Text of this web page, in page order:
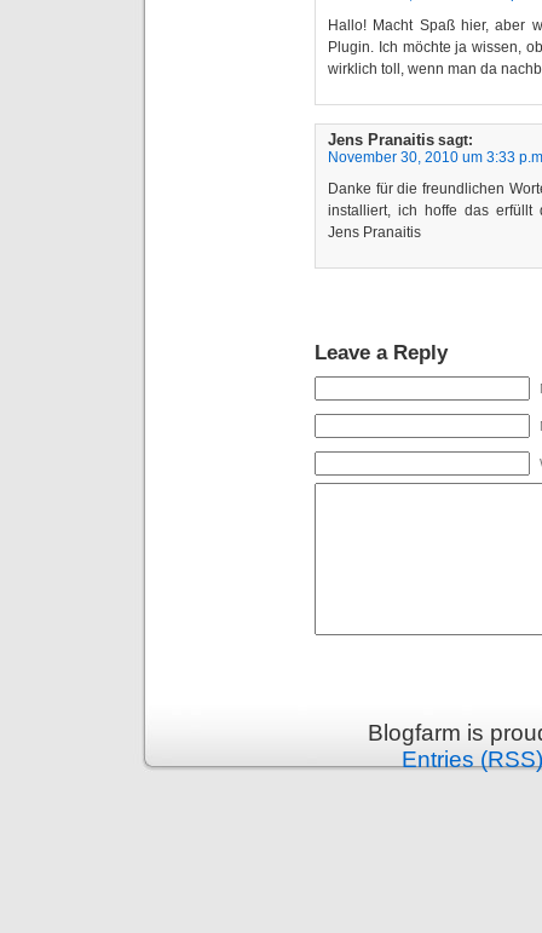
Hallo! Macht Spaß hier, aber
Plugin. Ich möchte ja wissen,
wirklich toll, wenn man da
Jens Pranaitis sagt:
November 30, 2010 um 3:33
Danke für die freundlichen
installiert, ich hoffe das erfüllt
Jens Pranaitis
Leave a Reply
Blogfarm is
Entries (RSS)